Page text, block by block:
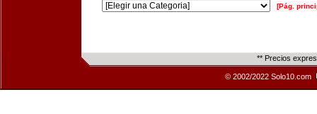
[Pág.
** Precios
© 2002/2022 Solo10.com